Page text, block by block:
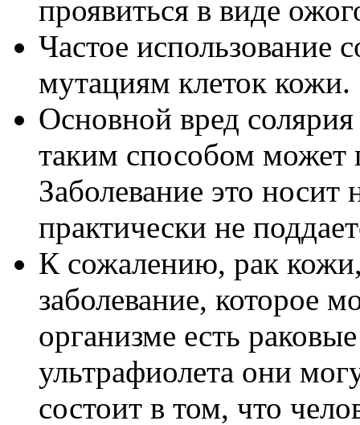
проявиться в виде
Частое использование
мутациям клеток кожи.
Основной вред солярия
таким способом может
Заболевание это носит
практически не
К сожалению, рак кожи,
заболевание, которое
организме есть
ультрафиолета они
состоит в том, что